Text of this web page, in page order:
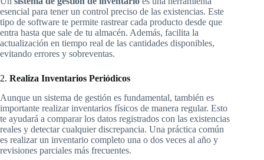
esencial para tener un control preciso de las existencias. Este
tipo de software te permite rastrear cada producto desde que
entra hasta que sale de tu almacén. Además, facilita la
actualización en tiempo real de las cantidades disponibles,
evitando errores y sobreventas.
2. Realiza Inventarios Periódicos
Aunque un sistema de gestión es fundamental, también es
importante realizar inventarios físicos de manera regular. Esto
te ayudará a comparar los datos registrados con las existencias
reales y detectar cualquier discrepancia. Una práctica común
es realizar un inventario completo una o dos veces al año y
revisiones parciales más frecuentes.